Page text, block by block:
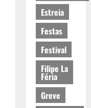
Estreia
Festas
Festival
Filipe La
Féria
Greve